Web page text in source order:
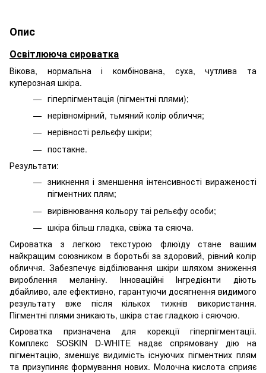
Опис
Освітлююча сироватка
Вікова, нормальна і комбінована, суха, чутлива та
куперозная шкіра.
гіперпігментація (пігментні плями);
нерівномірний, тьмяний колір обличчя;
нерівності рельєфу шкіри;
постакне.
Результати:
зникнення і зменшення інтенсивності вираженості
пігментних плям;
вирівнювання кольору таі рельєфу особи;
шкіра більш гладка, свіжа та сяюча.
Сироватка з легкою текстурою флюїду стане вашим
найкращим союзником в боротьбі за здоровий, рівний колір
обличчя. Забезпечує відбілювання шкіри шляхом зниження
вироблення меланіну. Інноваційні Інгредієнти діють
дбайливо, але ефективно, гарантуючи досягнення видимого
результату вже після кількох тижнів використання.
Пігментні плями зникають, шкіра стає гладкою і сяючою.
Сироватка призначена для корекції гіперпігментації.
Комплекс SOSKIN D-WHITE надає спрямовану дію на
пігментацію, зменшує видимість існуючих пігментних плям
та призупиняє формування нових. Молочна кислота сприяє